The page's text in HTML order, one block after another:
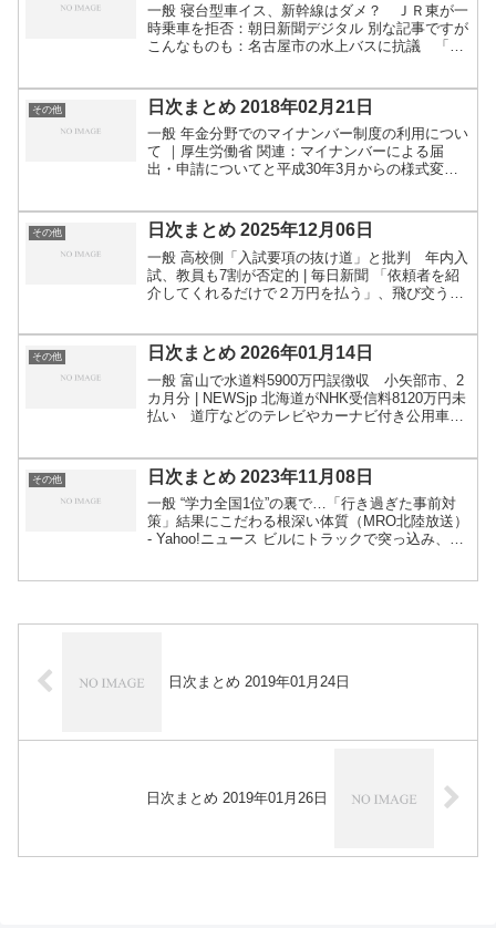
一般 寝台型車イス、新幹線はダメ？ ＪＲ東が一
時乗車を拒否：朝日新聞デジタル 別な記事ですが
こんなものも：名古屋市の水上バスに抗議 「車
大集合！ イタ...
その他 日次まとめ 2018年02月21日
一般 年金分野でのマイナンバー制度の利用につい
て ｜厚生労働省 関連：マイナンバーによる届
出・申請についてと平成30年3月からの様式変更
ど届出自体は必ず...
その他 日次まとめ 2025年12月06日
一般 高校側「入試要項の抜け道」と批判 年内入
試、教員も7割が否定的 | 毎日新聞 「依頼者を紹
介してくれるだけで２万円を払う」、飛び交うベ
最新...
その他 日次まとめ 2026年01月14日
一般 富山で水道料5900万円誤徴収 小矢部市、2
カ月分 | NEWSjp 北海道がNHK受信料8120万円未
払い 道庁などのテレビやカーナビ付き公用車
その他 日次まとめ 2023年11月08日
一般 “学力全国1位”の裏で…「行き過ぎた事前対
策」結果にこだわる根深い体質（MRO北陸放送）
- Yahoo!ニュース ビルにトラックで突っ込み、1
日次まとめ 2019年01月24日
日次まとめ 2019年01月26日